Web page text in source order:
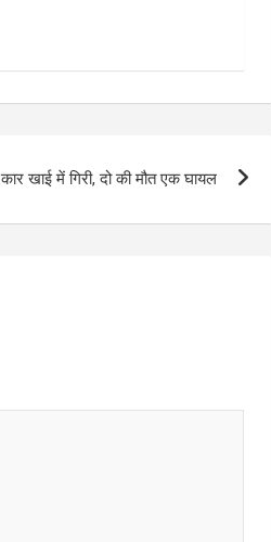
कार खाई में गिरी, दो की मौत एक घायल